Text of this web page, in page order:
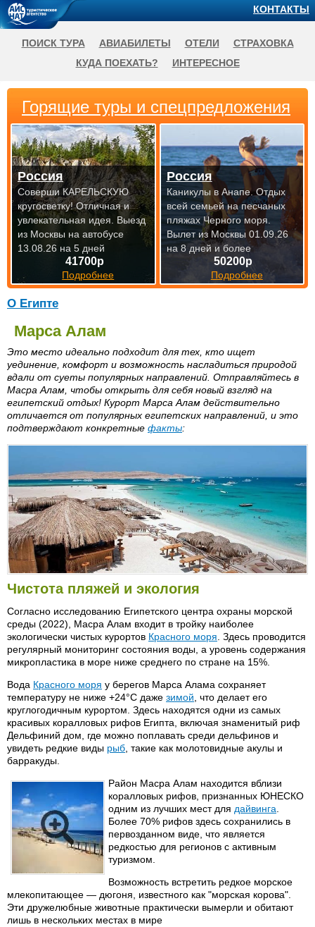
О Египте
Марса Алам
Это место идеально подходит для тех, кто ищет
уединение, комфорт и возможность насладиться природой
вдали от суеты популярных направлений. Отправляйтесь в
Масра Алам, чтобы открыть для себя новый взгляд на
египетский отдых! Курорт Марса Алам действительно
отличается от популярных египетских направлений, и это
подтверждают конкретные факты:
Чистота пляжей и экология
Согласно исследованию Египетского центра охраны морской
среды (2022), Масра Алам входит в тройку наиболее
экологически чистых курортов Красного моря. Здесь проводится
регулярный мониторинг состояния воды, а уровень содержания
микропластика в море ниже среднего по стране на 15%.
Вода Красного моря у берегов Марса Алама сохраняет
температуру не ниже +24°C даже зимой, что делает его
круглогодичным курортом. Здесь находятся одни из самых
красивых коралловых рифов Египта, включая знаменитый риф
Дельфиний дом, где можно поплавать среди дельфинов и
увидеть редкие виды рыб, такие как молотовидные акулы и
барракуды.
Район Масра Алам находится вблизи
коралловых рифов, признанных ЮНЕСКО
одним из лучших мест для дайвинга.
Более 70% рифов здесь сохранились в
первозданном виде, что является
редкостью для регионов с активным
туризмом.
Возможность встретить редкое морское
млекопитающее — дюгоня, известного как "морская корова".
Эти дружелюбные животные практически вымерли и обитают
лишь в нескольких местах в мире
Горящие туры и спецпредложения
41700р
Подробнее
Россия
Соверши КАРЕЛЬСКУЮ
кругосветку! Отличная и
увлекательная идея. Выезд
из Москвы на автобусе
13.08.26 на 5 дней
50200р
Подробнее
Россия
Каникулы в Анапе. Отдых
всей семьей на песчаных
пляжах Черного моря.
Вылет из Москвы 01.09.26
на 8 дней и более
КОНТАКТЫ
ПОИСК ТУРА АВИАБИЛЕТЫ ОТЕЛИ
СТРАХОВКА
КУДА ПОЕХАТЬ?
ИНТЕРЕСНОЕ